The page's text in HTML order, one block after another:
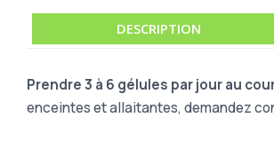
DESCRIPTION
Prendre 3 à 6 gélules par jour au
enceintes et allaitantes, demandez